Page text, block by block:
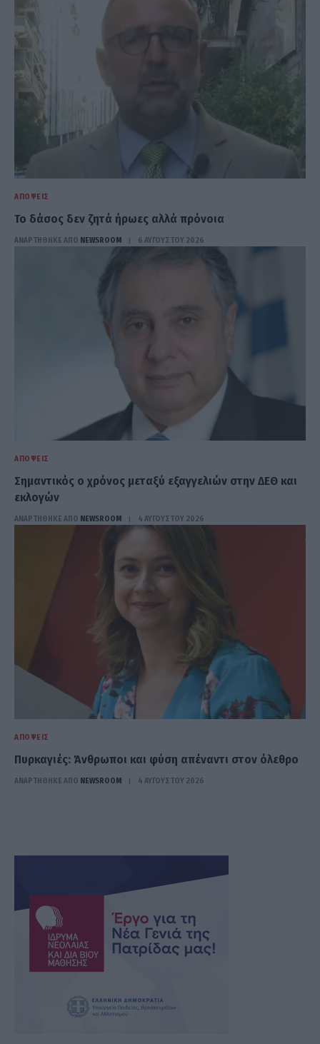
ΑΠΌΨΕΙΣ
Το δάσος δεν ζητά ήρωες αλλά πρόνοια
ΑΝΑΡΤΗΘΗΚΕ ΑΠΟ NEWSROOM 6 ΑΥΓΟΎΣΤΟΥ 2026
ΑΠΌΨΕΙΣ
Σημαντικός ο χρόνος μεταξύ εξαγγελιών στην ΔΕΘ και
εκλογών
ΑΝΑΡΤΗΘΗΚΕ ΑΠΟ NEWSROOM 4 ΑΥΓΟΎΣΤΟΥ 2026
ΑΠΌΨΕΙΣ
Πυρκαγιές: Άνθρωποι και φύση απέναντι στον όλεθρο
ΑΝΑΡΤΗΘΗΚΕ ΑΠΟ NEWSROOM 4 ΑΥΓΟΎΣΤΟΥ 2026